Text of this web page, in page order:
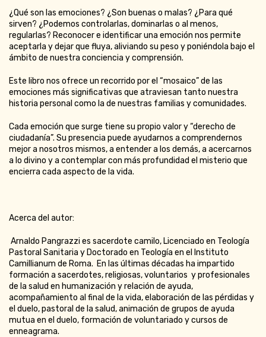
¿Qué son las emociones? ¿Son buenas o malas? ¿Para qué
sirven? ¿Podemos controlarlas, dominarlas o al menos,
regularlas? Reconocer e identificar una emoción nos permite
aceptarla y dejar que fluya, aliviando su peso y poniéndola bajo el
ámbito de nuestra conciencia y comprensión.
Este libro nos ofrece un recorrido por el “mosaico” de las
emociones más significativas que atraviesan tanto nuestra
historia personal como la de nuestras familias y comunidades.
Cada emoción que surge tiene su propio valor y “derecho de
ciudadanía”. Su presencia puede ayudarnos a comprendernos
mejor a nosotros mismos, a entender a los demás, a acercarnos
a lo divino y a contemplar con más profundidad el misterio que
encierra cada aspecto de la vida.
Acerca del autor:
Arnaldo Pangrazzi es sacerdote camilo, Licenciado en Teología
Pastoral Sanitaria y Doctorado en Teología en el Instituto
Camillianum de Roma. En las últimas décadas ha impartido
formación a sacerdotes, religiosas, voluntarios y profesionales
de la salud en humanización y relación de ayuda,
acompañamiento al final de la vida, elaboración de las pérdidas y
el duelo, pastoral de la salud, animación de grupos de ayuda
mutua en el duelo, formación de voluntariado y cursos de
enneagrama.